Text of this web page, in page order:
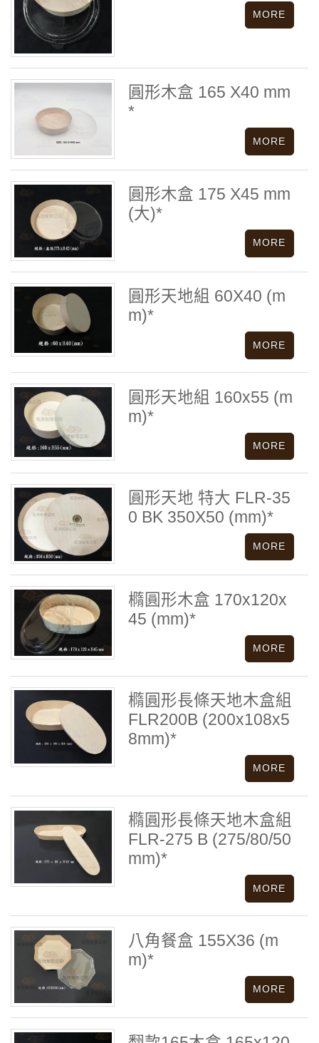
圓形木盒 165 X40 mm
*
圓形木盒 175 X45 mm
(大)*
圓形天地組 60X40 (m
m)*
圓形天地組 160x55 (m
m)*
圓形天地 特大 FLR-35
0 BK 350X50 (mm)*
橢圓形木盒 170x120x
45 (mm)*
橢圓形長條天地木盒組
FLR200B (200x108x5
8mm)*
橢圓形長條天地木盒組
FLR-275 B (275/80/50
mm)*
八角餐盒 155X36 (m
m)*